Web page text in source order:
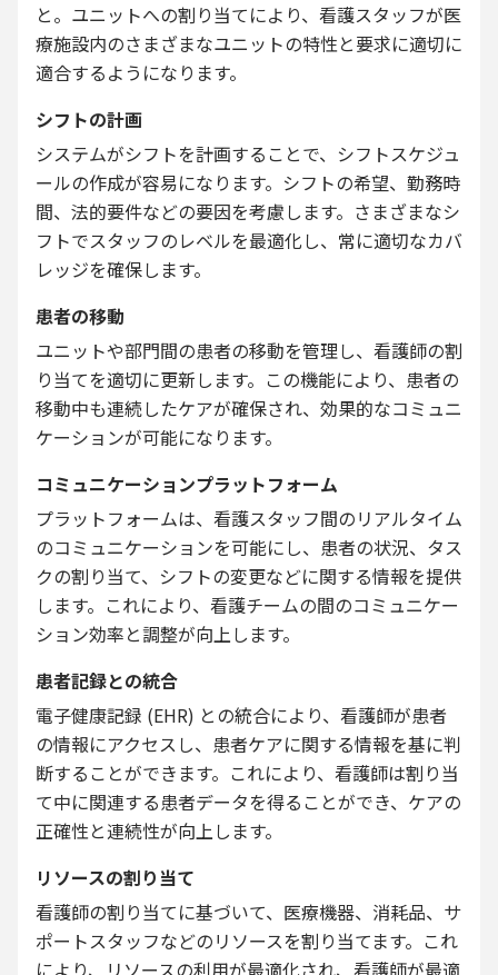
と。ユニットへの割り当てにより、看護スタッフが医
療施設内のさまざまなユニットの特性と要求に適切に
適合するようになります。
シフトの計画
システムがシフトを計画することで、シフトスケジュ
ールの作成が容易になります。シフトの希望、勤務時
間、法的要件などの要因を考慮します。さまざまなシ
フトでスタッフのレベルを最適化し、常に適切なカバ
レッジを確保します。
患者の移動
ユニットや部門間の患者の移動を管理し、看護師の割
り当てを適切に更新します。この機能により、患者の
移動中も連続したケアが確保され、効果的なコミュニ
ケーションが可能になります。
コミュニケーションプラットフォーム
プラットフォームは、看護スタッフ間のリアルタイム
のコミュニケーションを可能にし、患者の状況、タス
クの割り当て、シフトの変更などに関する情報を提供
します。これにより、看護チームの間のコミュニケー
ション効率と調整が向上します。
患者記録との統合
電子健康記録 (EHR) との統合により、看護師が患者
の情報にアクセスし、患者ケアに関する情報を基に判
断することができます。これにより、看護師は割り当
て中に関連する患者データを得ることができ、ケアの
正確性と連続性が向上します。
リソースの割り当て
看護師の割り当てに基づいて、医療機器、消耗品、サ
ポートスタッフなどのリソースを割り当てます。これ
により、リソースの利用が最適化され、看護師が最適